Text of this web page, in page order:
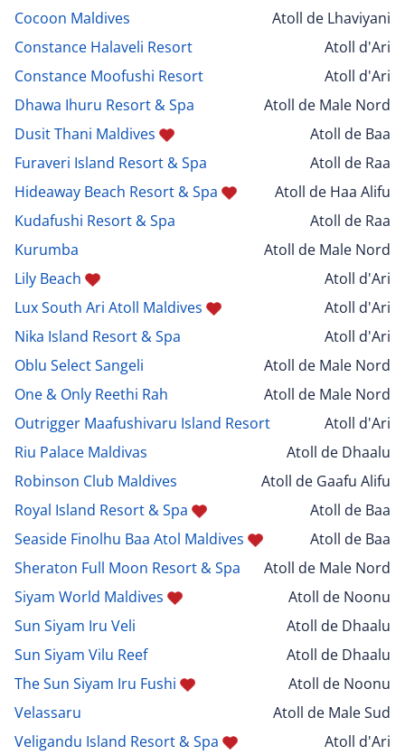
Cocoon Maldives
Atoll de Lhaviyani
Constance Halaveli Resort
Atoll d'Ari
Constance Moofushi Resort
Atoll d'Ari
Dhawa Ihuru Resort & Spa
Atoll de Male Nord
Dusit Thani Maldives
Atoll de Baa
Furaveri Island Resort & Spa
Atoll de Raa
Hideaway Beach Resort & Spa
Atoll de Haa Alifu
Kudafushi Resort & Spa
Atoll de Raa
Kurumba
Atoll de Male Nord
Lily Beach
Atoll d'Ari
Lux South Ari Atoll Maldives
Atoll d'Ari
Nika Island Resort & Spa
Atoll d'Ari
Oblu Select Sangeli
Atoll de Male Nord
One & Only Reethi Rah
Atoll de Male Nord
Outrigger Maafushivaru Island Resort
Atoll d'Ari
Riu Palace Maldivas
Atoll de Dhaalu
Robinson Club Maldives
Atoll de Gaafu Alifu
Royal Island Resort & Spa
Atoll de Baa
Seaside Finolhu Baa Atol Maldives
Atoll de Baa
Sheraton Full Moon Resort & Spa
Atoll de Male Nord
Siyam World Maldives
Atoll de Noonu
Sun Siyam Iru Veli
Atoll de Dhaalu
Sun Siyam Vilu Reef
Atoll de Dhaalu
The Sun Siyam Iru Fushi
Atoll de Noonu
Velassaru
Atoll de Male Sud
Veligandu Island Resort & Spa
Atoll d'Ari